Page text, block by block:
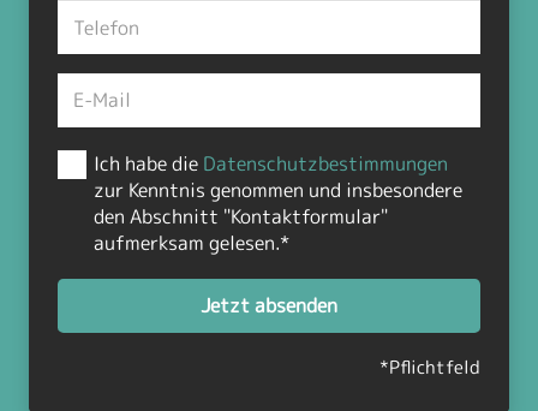
Ich habe die Datenschutzbestimmungen
zur Kenntnis genommen und insbesondere
den Abschnitt "Kontaktformular"
aufmerksam gelesen.*
Jetzt absenden
*Pflichtfeld